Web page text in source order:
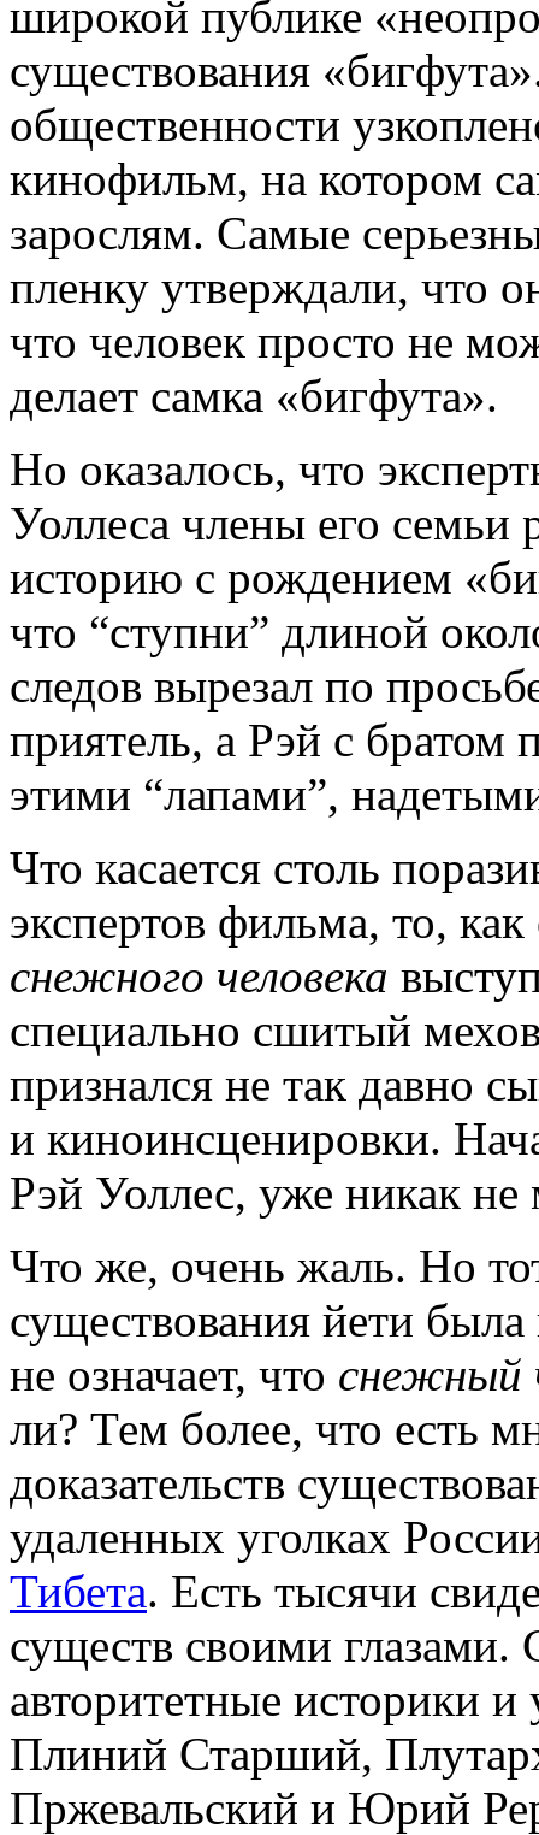
широкой публике
существования
общественности
кинофильм, на котором
зарослям. Самые
пленку утверждали, что
что человек просто не
делает самка «бигфута».
Но оказалось, что
Уоллеса члены его семьи
историю с рождением
что “ступни” длиной
следов вырезал по
приятель, а Рэй с братом
этими “лапами”,
Что касается столь
экспертов фильма, то,
снежного человека
специально сшитый
признался не так давно
и киноинсценировки.
Рэй Уоллес, уже никак не
Что же, очень жаль. Но
существования йети
не означает, что снежный
ли? Тем более, что есть
доказательств
удаленных уголках
Тибета. Есть тысячи
существ своими глазами.
авторитетные историки и
Плиний Старший,
Пржевальский и Юрий